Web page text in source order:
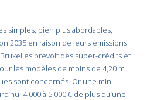
simples, bien plus abordables,
2035 en raison de leurs émissions.
prévoit des super-crédits et
les modèles de moins de 4,20 m.
sont concernés. Or une mini-
4 000 à 5 000 € de plus qu’une